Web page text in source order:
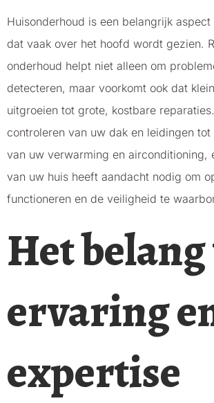
Huisonderhoud is een belangrijk
dat vaak over het hoofd wordt gezien.
onderhoud helpt niet alleen om
detecteren, maar voorkomt ook dat
uitgroeien tot grote, kostbare
controleren van uw dak en leidingen tot
van uw verwarming en airconditioning,
van uw huis heeft aandacht nodig om
functioneren en de veiligheid te
Het
ervaring
expertise